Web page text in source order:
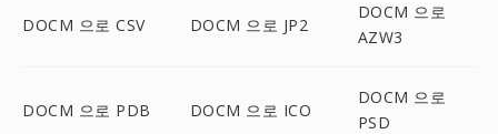
DOCM 으로 CSV DOCM 으로 JP2
DOCM 으로
AZW3
DOCM 으로 PDB DOCM 으로 ICO
DOCM 으로
PSD